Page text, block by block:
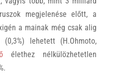
megjelenése előtt, a
a mainak még csak alig
lehetett (H.Ohmoto,
élethez nélkülözhetetlen